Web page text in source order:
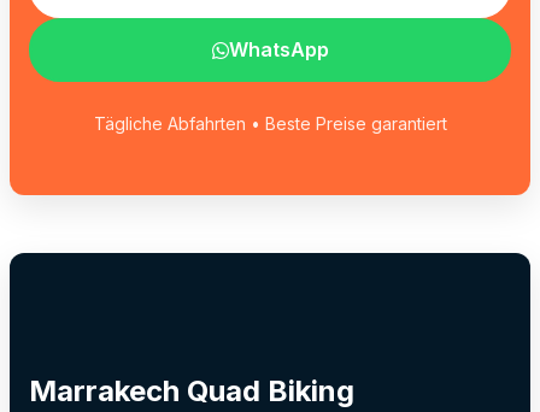
WhatsApp
Tägliche Abfahrten • Beste Preise garantiert
Marrakech Quad Biking